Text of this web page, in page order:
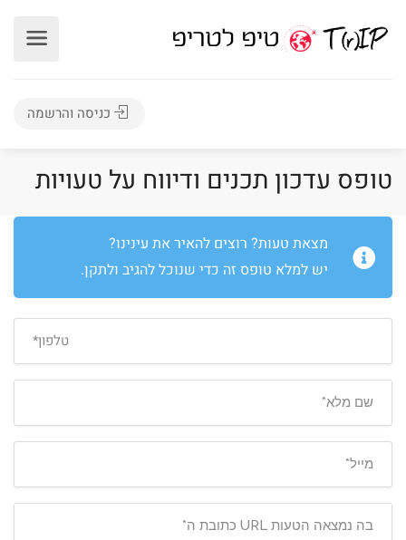
כניסה והרשמה
טופס עדכון תכנים ודיווח על טעויות
מצאת טעות? רוצים להאיר את עינינו?
יש למלא טופס זה כדי שנוכל להגיב ולתקן.